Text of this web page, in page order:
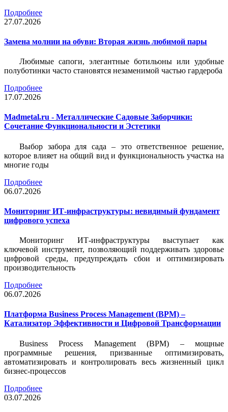
Подробнее
27.07.2026
Замена молнии на обуви: Вторая жизнь любимой пары
Любимые сапоги, элегантные ботильоны или удобные
полуботинки часто становятся незаменимой частью гардероба
Подробнее
17.07.2026
Madmetal.ru - Металлические Садовые Заборчики:
Сочетание Функциональности и Эстетики
Выбор забора для сада – это ответственное решение,
которое влияет на общий вид и функциональность участка на
многие годы
Подробнее
06.07.2026
Мониторинг ИТ-инфраструктуры: невидимый фундамент
цифрового успеха
Мониторинг ИТ-инфраструктуры выступает как
ключевой инструмент, позволяющий поддерживать здоровье
цифровой среды, предупреждать сбои и оптимизировать
производительность
Подробнее
06.07.2026
Платформа Business Process Management (BPM) –
Катализатор Эффективности и Цифровой Трансформации
Business Process Management (BPM) – мощные
программные решения, призванные оптимизировать,
автоматизировать и контролировать весь жизненный цикл
бизнес-процессов
Подробнее
03.07.2026